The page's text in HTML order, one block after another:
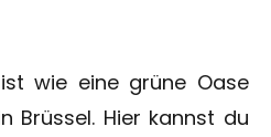
wie eine grüne Oase
Brüssel. Hier kannst du